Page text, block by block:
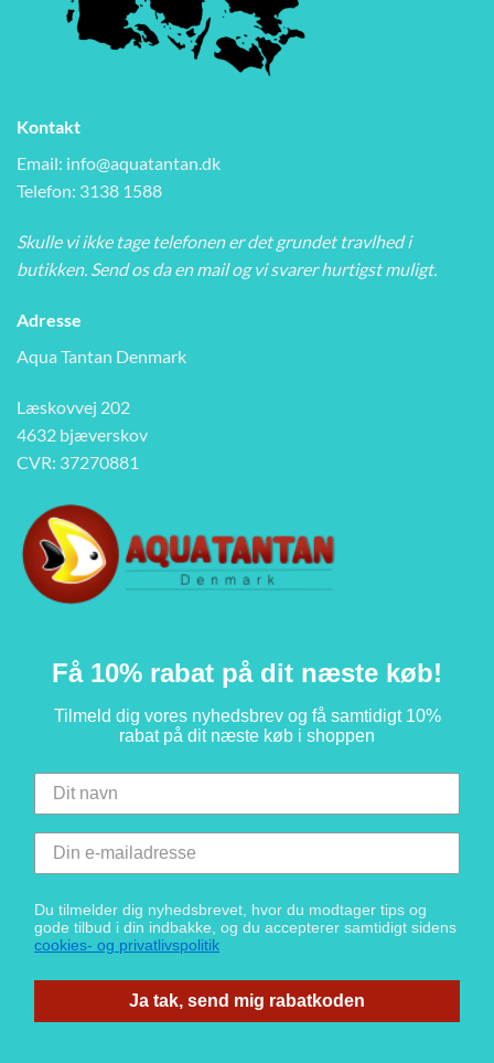
Kontakt
Email: info@aquatantan.dk
Telefon: 3138 1588
Skulle vi ikke tage telefonen er det grundet travlhed i
butikken. Send os da en mail og vi svarer hurtigst muligt.
Adresse
Aqua Tantan Denmark
Læskovvej 202
4632 bjæverskov
CVR: 37270881
Få 10% rabat på dit næste køb!
Tilmeld dig vores nyhedsbrev og få samtidigt 10%
rabat på dit næste køb i shoppen
Du tilmelder dig nyhedsbrevet, hvor du modtager tips og
gode tilbud i din indbakke, og du accepterer samtidigt sidens
cookies- og privatlivspolitik
Ja tak, send mig rabatkoden